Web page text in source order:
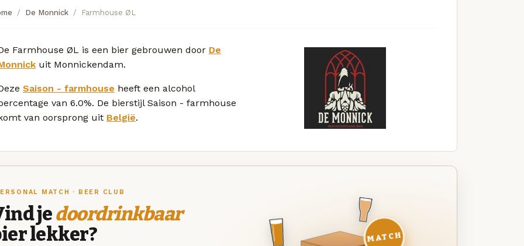
De Monnick Farmhouse ØL
Farmhouse ØL is een bier gebrouwen door De
uit Monnickendam.
Saison - farmhouse heeft een alcohol
van 6.0%. De bierstijl Saison - farmhouse
van oorsprong uit België.
MATCH · BEER CLUB
jedoordrinkbaar
lekker?
MATCH